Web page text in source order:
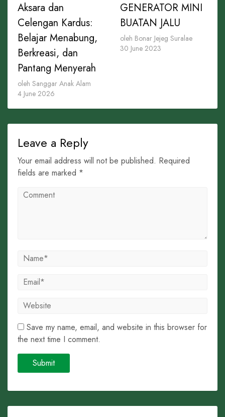
Aksara dan
Celengan Kardus:
Belajar Menabung,
Berkreasi, dan
Pantang Menyerah
oleh Sanggar Anak Alam
4 June 2026
GENERATOR MINI
BUATAN JALU
oleh Bonar Jejeg Suralae
30 June 2023
Leave a Reply
Your email address will not be published. Required
fields are marked *
Save my name, email, and website in this browser for
the next time I comment.